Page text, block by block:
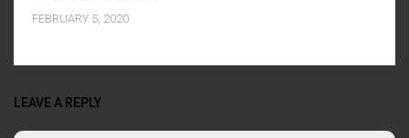
FEBRUARY 5, 2020
LEAVE A REPLY